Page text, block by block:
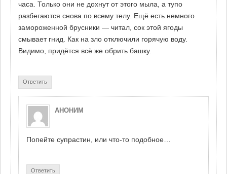
часа. Только они не дохнут от этого мыла, а тупо
разбегаются снова по всему телу. Ещё есть немного
замороженной брусники — читал, сок этой ягоды
смывает гнид. Как на зло отключили горячую воду.
Видимо, придётся всё же обрить башку.
Ответить
АНОНИМ
Попейте супрастин, или что-то подобное…
Ответить